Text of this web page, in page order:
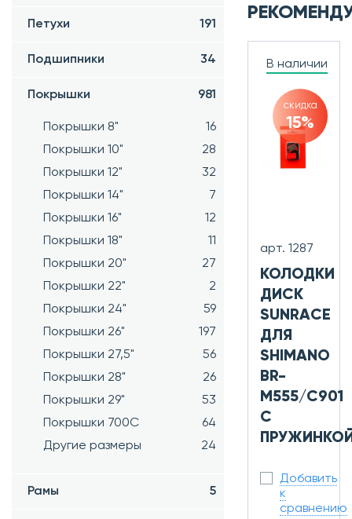
Петухи 191
Подшипники 34
Покрышки 981
Покрышки 8"
16
Покрышки 10"
28
Покрышки 12"
32
Покрышки 14"
7
Покрышки 16"
12
Покрышки 18"
11
Покрышки 20"
27
Покрышки 22"
2
Покрышки 24"
59
Покрышки 26"
197
Покрышки 27,5"
56
Покрышки 28"
26
Покрышки 29"
53
Покрышки 700C
64
Другие размеры
24
Рамы 5
В наличии
скидка
15%
арт. 1287
КОЛОДКИ
ДИСК
SUNRACE
ДЛЯ
SHIMANO
BR-
M555/C901
С
Добавить
к
сравнению